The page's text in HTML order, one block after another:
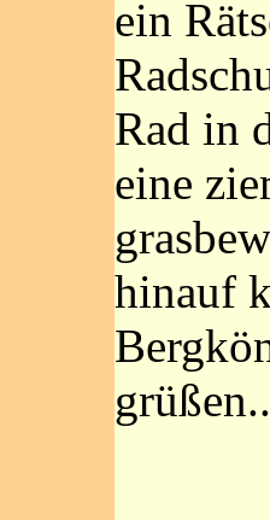
ein
Rad in
eine
hinauf